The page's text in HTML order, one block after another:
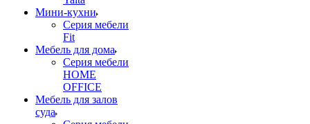
Мини-кухни
Серия мебели
Fit
Мебель для дома
Серия мебели
HOME
OFFICE
Мебель для залов
суда